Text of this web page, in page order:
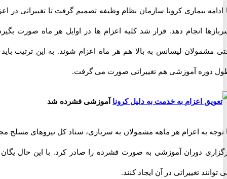
بیماری کرونا سازمان نظام وظیفه تصمیم گرفت تا تغییراتی در اعزام
انجام دهد. قرار شد کلیه اعزام ها در اوایل هر ماه صورت بگیرد و
لیسانس به بالا هم هر ماه اعزام شوند. به این ترتیب باید در
آموزشی هم تغییراتی صورت می گرفت.
آموزشی فشرده شد
به اعزام هر ماهه مشمولان به سربازی، ستاد کل نیروهای مسلح مجوز
دوران آموزشی به صورت فشرده را صادر کرد. با این حال یگان ها
تغییراتی در آن ایجاد کنند.